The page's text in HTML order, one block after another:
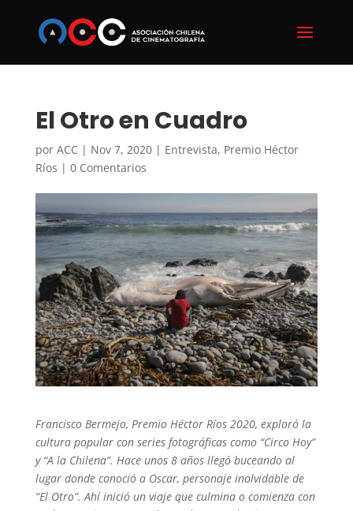
El Otro en Cuadro
por ACC | Nov 7, 2020| Entrevista, Premio Héctor
Ríos | 0 Comentarios
Francisco Bermejo, Premio Héctor Ríos 2020, exploró la
cultura popular con series fotográficas como “Circo Hoy”
y “A la Chilena”. Hace unos 8 años llegó buceando al
lugar donde conoció a Oscar, personaje inolvidable de
“El Otro”. Ahí inició un viaje que culmina o comienza con